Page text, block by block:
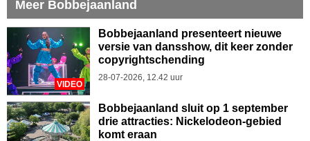
Meer Bobbejaanland
VIDEO
Bobbejaanland presenteert nieuwe
versie van dansshow, dit keer zonder
copyrightschending
28-07-2026, 12.42 uur
Bobbejaanland sluit op 1 september
drie attracties: Nickelodeon-gebied
komt eraan